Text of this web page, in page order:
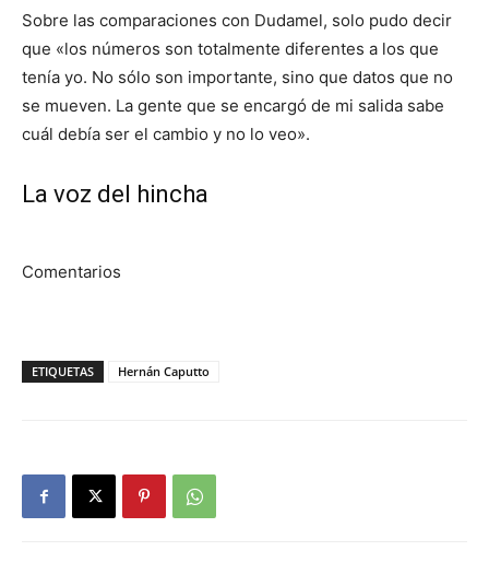
Sobre las comparaciones con Dudamel, solo pudo decir
que «los números son totalmente diferentes a los que
tenía yo. No sólo son importante, sino que datos que no
se mueven. La gente que se encargó de mi salida sabe
cuál debía ser el cambio y no lo veo».
La voz del hincha
Comentarios
ETIQUETAS Hernán Caputto